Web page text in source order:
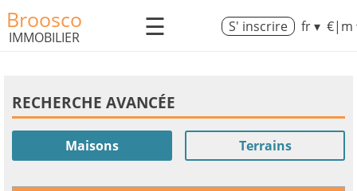
Broosco
IMMOBILIER ☰ S' inscrire fr ▾ €|m
RECHERCHE AVANCÉE
Maisons Terrains